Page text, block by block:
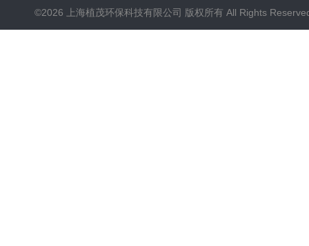
©2026 上海植茂环保科技有限公司 版权所有 All Rights